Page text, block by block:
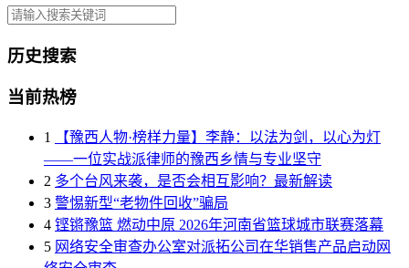
历史搜索
当前热榜
1
【豫西人物·榜样力量】李静：以法为剑，以心为灯
——一位实战派律师的豫西乡情与专业坚守
2 多个台风来袭，是否会相互影响？最新解读
3 警惕新型“老物件回收”骗局
4 铿锵豫篮 燃动中原 2026年河南省篮球城市联赛落幕
5 网络安全审查办公室对派拓公司在华销售产品启动网